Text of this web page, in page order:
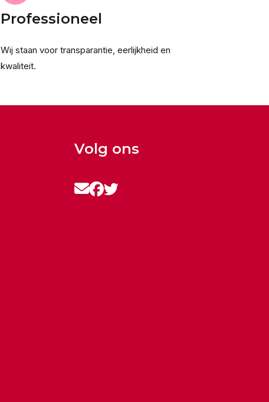
Professioneel
Wij staan voor transparantie, eerlijkheid en
kwaliteit.
Volg ons